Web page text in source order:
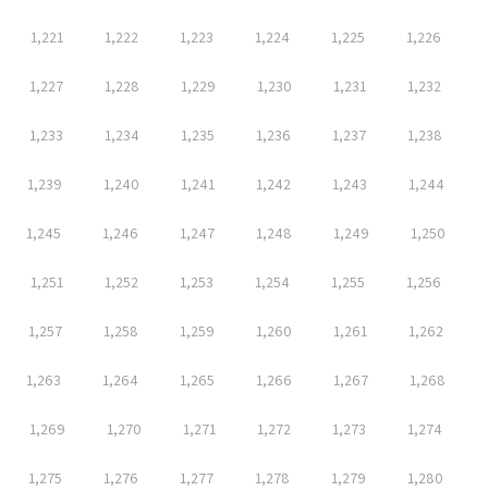
1,221 1,222 1,223 1,224 1,225 1,226
1,227 1,228 1,229 1,230 1,231 1,232
1,233 1,234 1,235 1,236 1,237 1,238
1,239 1,240 1,241 1,242 1,243 1,244
1,245 1,246 1,247 1,248 1,249 1,250
1,251 1,252 1,253 1,254 1,255 1,256
1,257 1,258 1,259 1,260 1,261 1,262
1,263 1,264 1,265 1,266 1,267 1,268
1,269 1,270 1,271 1,272 1,273 1,274
1,275 1,276 1,277 1,278 1,279 1,280